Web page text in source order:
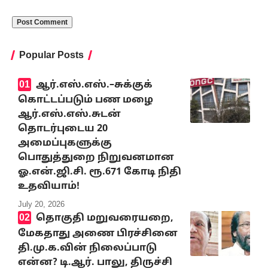
Popular Posts
ஆர்.எஸ்.எஸ்.–சுக்குக்
கொட்டப்படும் பண மழை
ஆர்.எஸ்.எஸ்.சுடன்
தொடர்புடைய 20
அமைப்புகளுக்கு
பொதுத்துறை நிறுவனமான
ஓ.என்.ஜி.சி. ரூ.671 கோடி நிதி
உதவியாம்!
July 20, 2026
தொகுதி மறுவரையறை,
மேகதாது அணை பிரச்சினை
தி.மு.க.வின் நிலைப்பாடு
என்ன? டி.ஆர். பாலு, திருச்சி